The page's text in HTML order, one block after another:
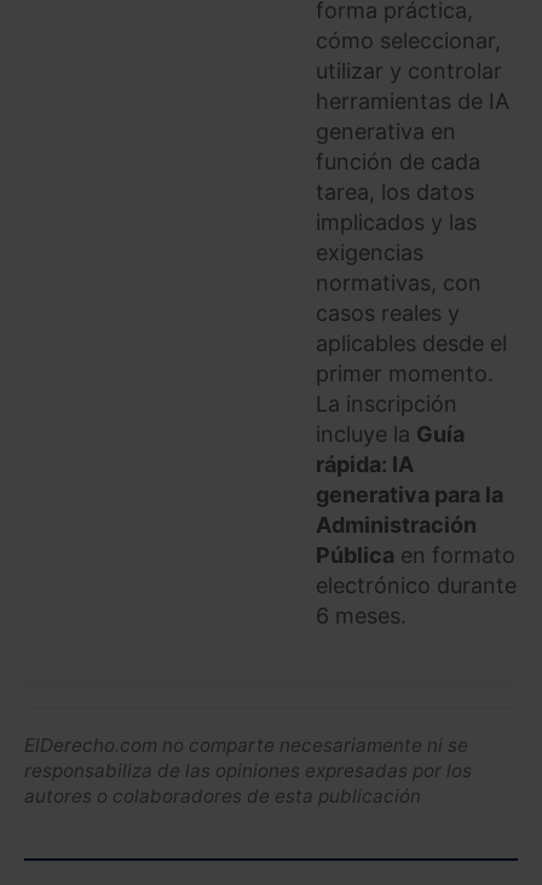
forma práctica,
cómo seleccionar,
utilizar y controlar
herramientas de IA
generativa en
función de cada
tarea, los datos
implicados y las
exigencias
normativas, con
casos reales y
aplicables desde el
primer momento.
La inscripción
incluye la Guía
rápida: IA
generativa para la
Administración
Pública en formato
electrónico durante
6 meses.
ElDerecho.com no comparte necesariamente ni se
responsabiliza de las opiniones expresadas por los
autores o colaboradores de esta publicación